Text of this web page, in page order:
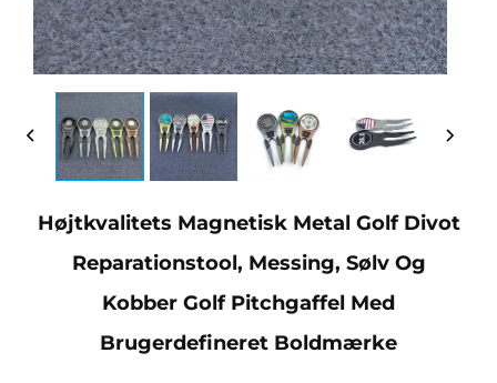
Højtkvalitets Magnetisk Metal Golf Divot
Reparationstool, Messing, Sølv Og
Kobber Golf Pitchgaffel Med
Brugerdefineret Boldmærke